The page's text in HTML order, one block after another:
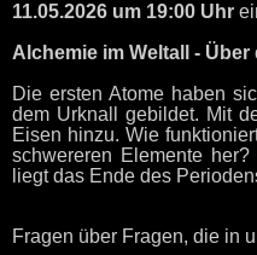
11.05.2026 um 19:00 Uhr
Alchemie im Weltall -
Die ersten Atome haben
dem Urknall gebildet. Mit
Eisen hinzu. Wie
schwereren Elemente
liegt das Ende des
Fragen über Fragen, die in